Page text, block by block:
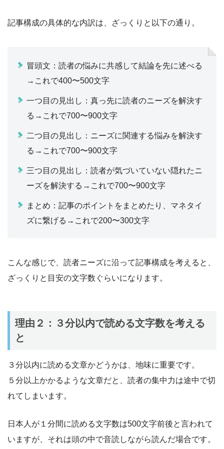
記事構成の具体的な内訳は、ざっくりと以下の通り。
冒頭文：読者の悩みに共感して結論を先に述べる
→これで400〜500文字
一つ目の見出し：真っ先に読者のニーズを解決す
る→これで700〜900文字
二つ目の見出し：ニーズに関連する悩みを解決す
る→これで700〜900文字
三つ目の見出し：読者が気づいていない隠れたニ
ーズを解決する→これで700〜900文字
まとめ：記事のポイントをまとめたり、マネタイ
ズに繋げる→これで200〜300文字
こんな感じで、読者ニーズに沿って記事構成を考えると、
ざっくりと目安の文字数ぐらいになります。
理由２：３分以内で読める文字数を考える
と
３分以内に読める文章かどうかは、地味に重要です。
５分以上かかるような文章だと、読者の集中力は途中で切
れてしまいます。
日本人が１分間に読める文字数は500文字前後と言われて
いますが、それは頭の中で音読しながら読んだ場合です。